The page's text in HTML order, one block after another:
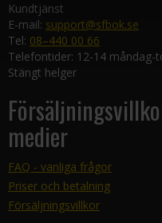
Kundtjänst
E-mail: support@sfbok.se
Tel: 08–440 00 66
Telefontider: 12-14 måndag-
Stängt helger
medier
FAQ - vanliga frågor
Priser och betalning
Försäljningsvillkor